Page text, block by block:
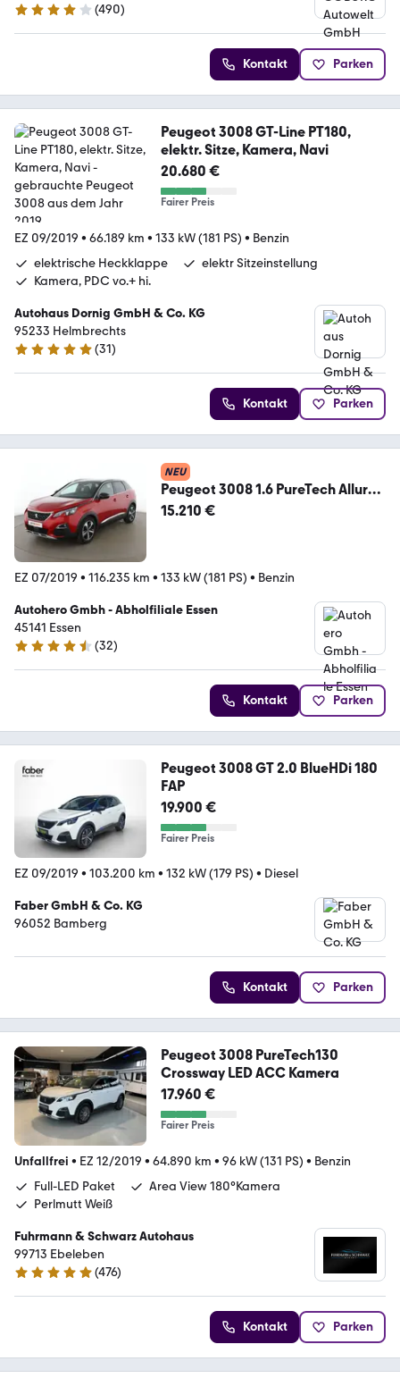
4 Sterne
(490)
Kontakt Parken
Peugeot 3008 GT-Line PT180,
elektr. Sitze, Kamera, Navi
20.680 €
Fairer Preis
EZ 09/2019 • 66.189 km • 133 kW (181 PS) • Benzin
elektrische Heckklappe
elektr Sitzeinstellung
Kamera, PDC vo.+ hi.
Autohaus Dornig GmbH & Co. KG
95233 Helmbrechts
5 Sterne
(31)
Kontakt Parken
NEU
Peugeot 3008 1.6 PureTech Allure
Aut.*NAVI*TEMPO*CAM*PDC
15.210 €
EZ 07/2019 • 116.235 km • 133 kW (181 PS) • Benzin
Autohero Gmbh - Abholfiliale Essen
45141 Essen
4.7 Sterne
(32)
Kontakt Parken
Peugeot 3008 GT 2.0 BlueHDi 180
FAP
19.900 €
Fairer Preis
EZ 09/2019 • 103.200 km • 132 kW (179 PS) • Diesel
Faber GmbH & Co. KG
96052 Bamberg
Kontakt Parken
Peugeot 3008 PureTech130
Crossway LED ACC Kamera
17.960 €
Fairer Preis
Unfallfrei • EZ 12/2019 • 64.890 km • 96 kW (131 PS) • Benzin
Full-LED Paket
Area View 180°Kamera
Perlmutt Weiß
Fuhrmann & Schwarz Autohaus
99713 Ebeleben
4.9 Sterne
(476)
Kontakt Parken